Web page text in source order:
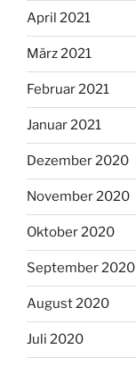
April 2021
März 2021
Februar 2021
Januar 2021
Dezember 2020
November 2020
Oktober 2020
September 2020
August 2020
Juli 2020